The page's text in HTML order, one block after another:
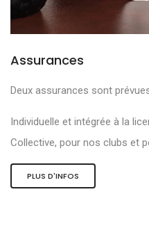
Assurances
Deux assurances sont
Individuelle et intégrée à la
Collective, pour nos clubs et
PLUS D'INFOS